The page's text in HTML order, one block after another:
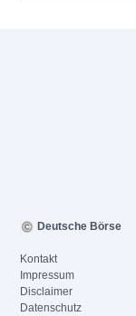
Deutsche Börse
Kontakt
Impressum
Disclaimer
Datenschutz